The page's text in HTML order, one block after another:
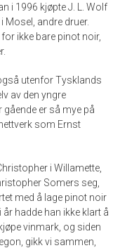
i 1996 kjøpte J. L. Wolf
Mosel, andre druer.
ikke bare pinot noir,
utenfor Tysklands
av den yngre
er så mye på
som Ernst
i Willamette,
Somers seg,
med å lage pinot noir
år hadde han ikke klart å
vinmark, og siden
gikk vi sammen,